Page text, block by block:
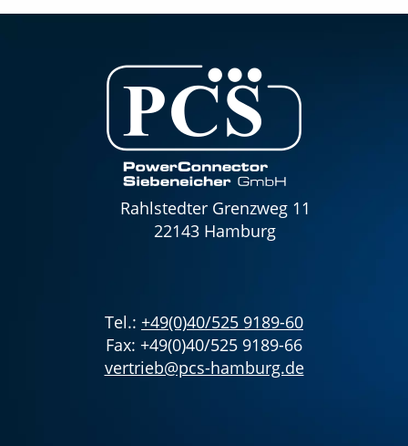
Rahlstedter Grenzweg 11
22143 Hamburg
Tel.: +49(0)40/525 9189-60
Fax: +49(0)40/525 9189-66
vertrieb@pcs-hamburg.de